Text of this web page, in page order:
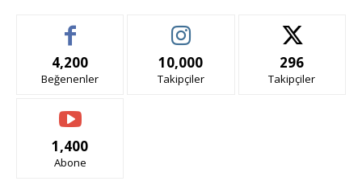
4,200
Beğenenler
10,000
Takipçiler
296
Takipçiler
1,400
Abone